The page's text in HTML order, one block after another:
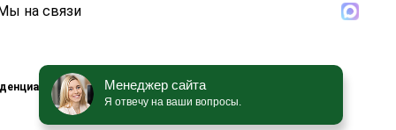
Мы на связи
Карта сайта
Менеджер сайта
Я отвечу на ваши вопросы.